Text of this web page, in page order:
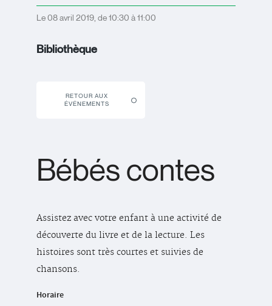
Le 08 avril 2019, de 10:30 à 11:00
Bibliothèque
RETOUR AUX
ÉVÉNEMENTS
Bébés contes
Assistez avec votre enfant à une activité de
découverte du livre et de la lecture. Les
histoires sont très courtes et suivies de
chansons.
Horaire